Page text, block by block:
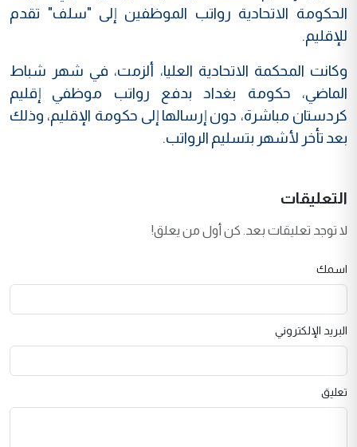
الحكومة الاتحادية رواتب الموظفين إلى "سلف" تقدم
للإقليم.
وكانت المحكمة الاتحادية العليا، ألزمت، في شهر شباط
الماضي، حكومة بغداد بدفع رواتب موظفي إقليم
كردستان مباشرة، دون إرسالها إلى حكومة الإقليم، وذلك
بعد تأخر لأشهر بتسليم الرواتب.
التعليقات
لا توجد تعليقات بعد. كن أول من يعلق!
اسمك
البريد الإلكتروني
تعليق